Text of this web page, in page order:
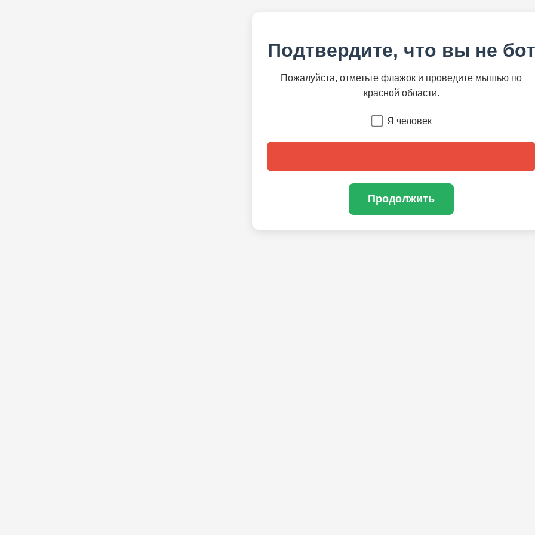
Подтвердите, что вы не бот
Пожалуйста, отметьте флажок и проведите мышью по
красной области.
Я человек
Продолжить